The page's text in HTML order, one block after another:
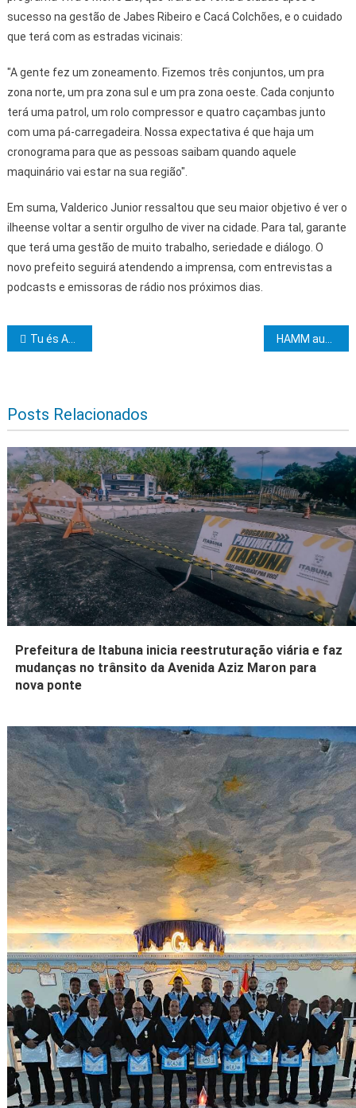
sucesso na gestão de Jabes Ribeiro e Cacá Colchões, e o cuidado
que terá com as estradas vicinais:
"A gente fez um zoneamento. Fizemos três conjuntos, um pra
zona norte, um pra zona sul e um pra zona oeste. Cada conjunto
terá uma patrol, um rolo compressor e quatro caçambas junto
com uma pá-carregadeira. Nossa expectativa é que haja um
cronograma para que as pessoas saibam quando aquele
maquinário vai estar na sua região".
Em suma, Valderico Junior ressaltou que seu maior objetivo é ver o
ilheense voltar a sentir orgulho de viver na cidade. Para tal, garante
que terá uma gestão de muito trabalho, seriedade e diálogo. O
novo prefeito seguirá atendendo a imprensa, com entrevistas a
podcasts e emissoras de rádio nos próximos dias.
Navegação de Post
Tu és André
Posts Relacionados
Prefeitura de Itabuna inicia reestruturação viária e faz
mudanças no trânsito da Avenida Aziz Maron para
nova ponte